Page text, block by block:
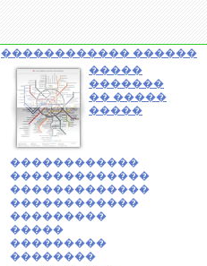
������������ ������
�����
�������
�� �����
�����
������������
�������������
�������������
������������
���������
�����
���������
��������